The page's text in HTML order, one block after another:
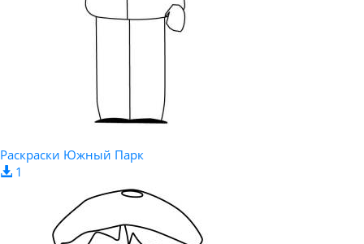
Раскраски Южный Парк
1